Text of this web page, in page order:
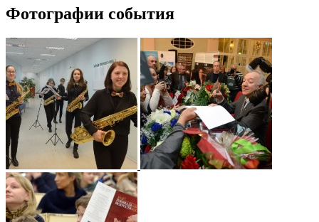
Фотографии события